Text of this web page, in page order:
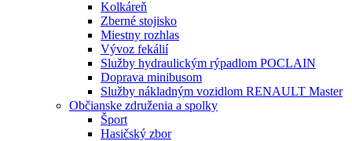
Kolkáreň
Zberné stojisko
Miestny rozhlas
Vývoz fekálií
Služby hydraulickým rýpadlom POCLAIN
Doprava minibusom
Služby nákladným vozidlom RENAULT Master
Občianske združenia a spolky
Šport
Hasičský zbor